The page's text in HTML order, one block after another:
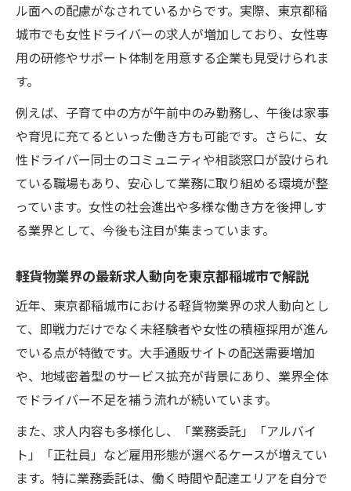
軽貨物配送で女性の活躍が広がる理由とは
女性ドライバーが軽貨物業界で増加する背
景
は
稲城市で女性が活躍する軽貨物配送の実態
軽貨物・女性の仕事が注目されるポイント
解説
働きやすさ重視の軽貨物求人が女性に人気
軽貨物求人で安定収入を得るためのポイン
ト
女性にも適した稲城市の軽貨物収入モデル
稲城市の軽貨物で安定した働き方を実現す
る方法
軽貨物・女性ドライバーが収入を増やすコ
ツ
稲城市の軽貨物求人で長く働くメリット
ワークライフバランス実現できる稲城市の仕事
ル面への配慮がなされているからです。実際、東京都稲
城市でも女性ドライバーの求人が増加しており、女性専
用の研修やサポート体制を用意する企業も見受けられま
す。
例えば、子育て中の方が午前中のみ勤務し、午後は家事
や育児に充てるといった働き方も可能です。さらに、女
性ドライバー同士のコミュニティや相談窓口が設けられ
ている職場もあり、安心して業務に取り組める環境が整
っています。女性の社会進出や多様な働き方を後押しす
る業界として、今後も注目が集まっています。
軽貨物業界の最新求人動向を東京都稲城市で解説
近年、東京都稲城市における軽貨物業界の求人動向とし
て、即戦力だけでなく未経験者や女性の積極採用が進ん
でいる点が特徴です。大手通販サイトの配送需要増加
や、地域密着型のサービス拡充が背景にあり、業界全体
でドライバー不足を補う流れが続いています。
また、求人内容も多様化し、「業務委託」「アルバイ
ト」「正社員」など雇用形態が選べるケースが増えてい
ます。特に業務委託は、働く時間や配達エリアを自分で